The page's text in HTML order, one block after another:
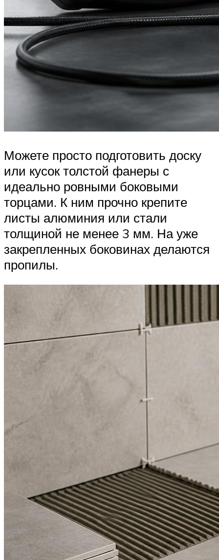
Можете просто подготовить доску
или кусок толстой фанеры с
идеально ровными боковыми
торцами. К ним прочно крепите
листы алюминия или стали
толщиной не менее 3 мм. На уже
закрепленных боковинах делаются
пропилы.